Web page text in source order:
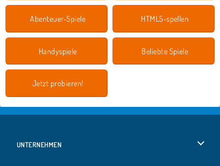
Abenteuer-Spiele HTML5-spellen
Handyspiele Beliebte Spiele
Jetzt probieren!
UNTERNEHMEN